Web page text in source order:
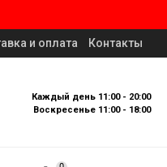
и оплата Контакты
Каждый день 11:00 - 20:00
Воскресенье 11:00 - 18:00